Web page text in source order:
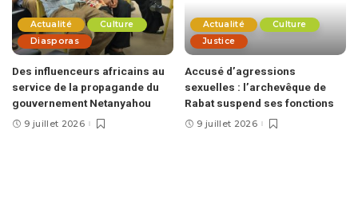
Actualité
Culture
Diasporas
Des influenceurs africains au
service de la propagande du
gouvernement Netanyahou
9 juillet 2026
Actualité
Culture
Justice
Accusé d’agressions
sexuelles : l’archevêque de
Rabat suspend ses fonctions
9 juillet 2026